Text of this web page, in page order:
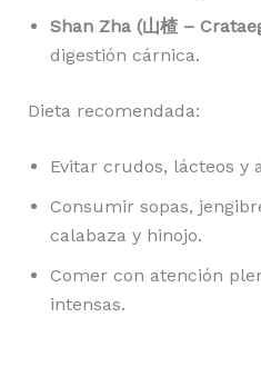
Shan Zha (山楂 –
digestión cárnica.
Dieta recomendada:
Evitar crudos, lácteos y
Consumir sopas,
calabaza y hinojo.
Comer con atención
intensas.